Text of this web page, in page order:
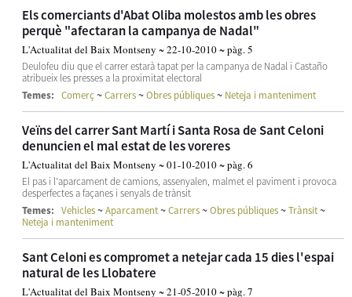
Els comerciants d'Abat Oliba molestos amb les obres
perquè "afectaran la campanya de Nadal"
L'Actualitat del Baix Montseny ~ 22-10-2010 ~ pàg. 5
Deulofeu diu que el carrer estarà tapat per la campanya de Nadal i Castaño
atribueix les presses a la proximitat electoral
Temes: Comerç~Carrers~Obres públiques~ Neteja i manteniment
Veïns del carrer Sant Martí i Santa Rosa de Sant Celoni
denuncien el mal estat de les voreres
L'Actualitat del Baix Montseny ~ 01-10-2010 ~ pàg. 6
El pas i l'aparcament de camions, assenyalen, malmet el paviment i provoca
desperfectes a façanes i senyals de trànsit
Temes: Vehicles~Aparcament~Carrers~Obres públiques~Trànsit~
Neteja i manteniment
Sant Celoni es compromet a netejar cada 15 dies l'espai
natural de les Llobatere
L'Actualitat del Baix Montseny ~ 21-05-2010 ~ pàg. 7